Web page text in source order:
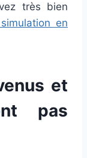
très bien
en
et
pas